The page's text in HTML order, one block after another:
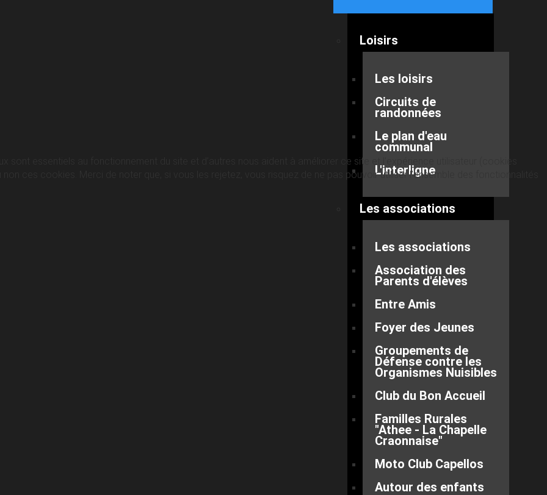
Loisirs
Les loisirs
Circuits de
randonnées
Le plan d'eau
communal
L'interligne
Les associations
Les associations
Association des
Parents d'élèves
Entre Amis
Foyer des Jeunes
Groupements de
Défense contre les
Organismes Nuisibles
Club du Bon Accueil
Familles Rurales
"Athee - La Chapelle
Craonnaise"
Moto Club Capellos
Autour des enfants
sont essentiels au fonctionnement du site et d’autres nous aident à améliorer ce site et l’expérience utilisateur (cookies
ces cookies. Merci de noter que, si vous les rejetez, vous risquez de ne pas pouvoir utiliser l’ensemble des fonctionnalités